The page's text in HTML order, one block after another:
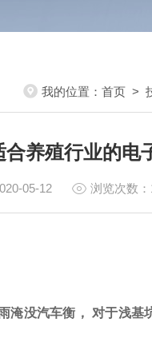
我的位置： 首页 >
养殖行业的电
05-12 浏览次数
淹没汽车衡，
对于浅基